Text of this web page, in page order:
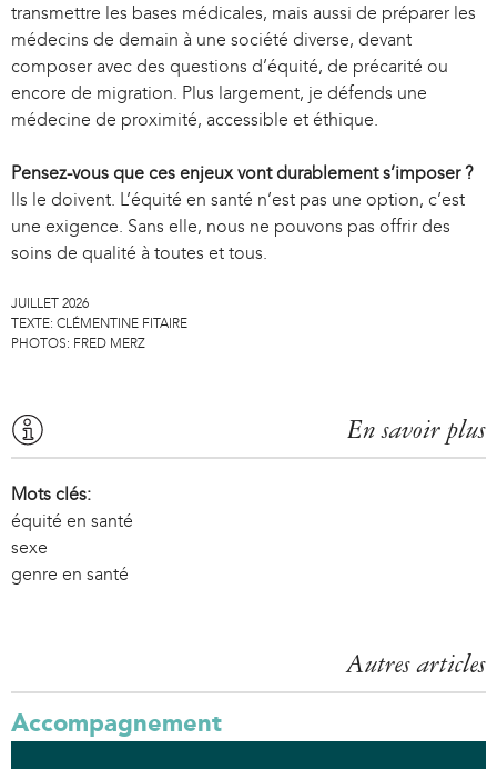
transmettre les bases médicales, mais aussi de préparer les
médecins de demain à une société diverse, devant
composer avec des questions d’équité, de précarité ou
encore de migration. Plus largement, je défends une
médecine de proximité, accessible et éthique.
Pensez-vous que ces enjeux vont durablement s’imposer ?
Ils le doivent. L’équité en santé n’est pas une option, c’est
une exigence. Sans elle, nous ne pouvons pas offrir des
soins de qualité à toutes et tous.
JUILLET 2026
TEXTE: CLÉMENTINE FITAIRE
PHOTOS: FRED MERZ
En savoir plus
Mots clés:
équité en santé
sexe
genre en santé
Autres articles
Accompagnement